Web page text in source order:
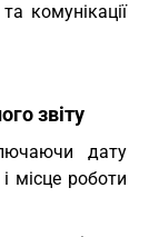
комунікації
звіту
дату
місце роботи